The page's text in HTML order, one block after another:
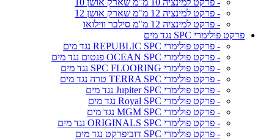
- פרקט למינציה 10 מ"מ שארק אושן 10
- פרקט למינציה 12 מ"מ שארק אושן 12
- פרקט למינציה 12 מ"מ סילבר ווילואו
פרקט פולימרי SPC נגד מים
- פרקט פולימרי REPUBLIC SPC נגד מים
- פרקט פולימרי OCEAN SPC פנטום נגד מים
- פרקט פולימרי SPC FLOORING נגד מים
- פרקט פולימרי TERRA SPC טרה נגד מים
- פרקט פולימרי Jupiter SPC נגד מים
- פרקט פולימרי Royal SPC נגד מים
- פרקט פולימרי MGM SPC נגד מים
- פרקט פולימרי ORIGINALS SPC נגד מים
- פרקט פולימרי SPC דוביפרקט נגד מים